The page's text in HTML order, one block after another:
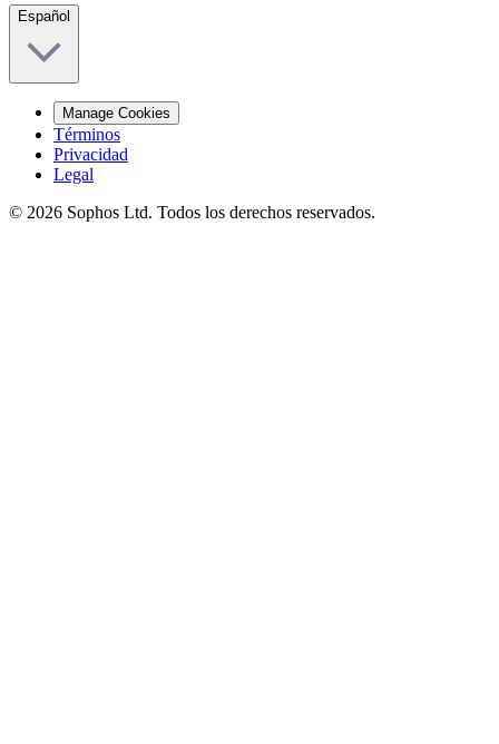
Español
Manage Cookies
Términos
Privacidad
Legal
© 2026 Sophos Ltd. Todos los derechos reservados.